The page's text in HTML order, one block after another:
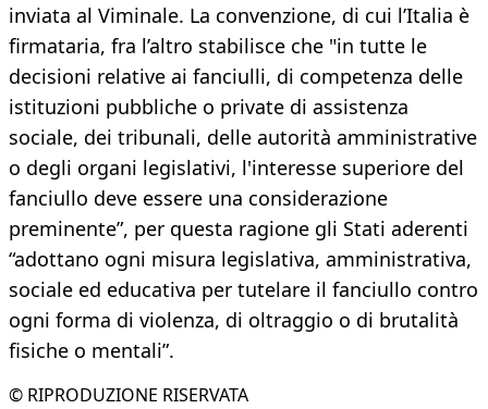
inviata al Viminale. La convenzione, di cui l’Italia è
firmataria, fra l’altro stabilisce che "in tutte le
decisioni relative ai fanciulli, di competenza delle
istituzioni pubbliche o private di assistenza
sociale, dei tribunali, delle autorità amministrative
o degli organi legislativi, l'interesse superiore del
fanciullo deve essere una considerazione
preminente”, per questa ragione gli Stati aderenti
“adottano ogni misura legislativa, amministrativa,
sociale ed educativa per tutelare il fanciullo contro
ogni forma di violenza, di oltraggio o di brutalità
fisiche o mentali”.
© RIPRODUZIONE RISERVATA